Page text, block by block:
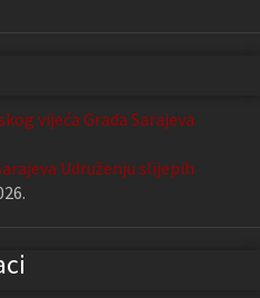
vijeća Grada Sarajeva
Udruženju slijepih